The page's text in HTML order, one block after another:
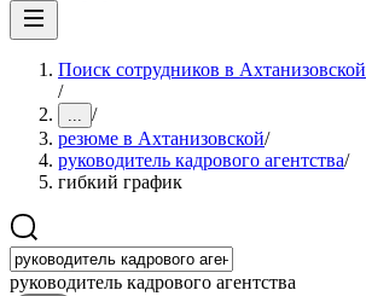
Поиск сотрудников в Ахтанизовской
/
... /
резюме в Ахтанизовской/
руководитель кадрового агентства/
гибкий график
руководитель кадрового агентства